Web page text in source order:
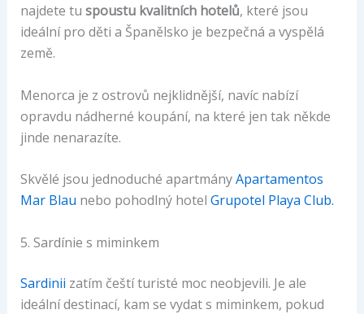
najdete tu spoustu kvalitních hotelů, které jsou
ideální pro děti a Španělsko je bezpečná a vyspělá
země.
Menorca je z ostrovů nejklidnější, navíc nabízí
opravdu nádherné koupání, na které jen tak někde
jinde nenarazíte.
Skvělé jsou jednoduché apartmányApartamentos
Mar Blau nebo pohodlný hotel Grupotel Playa Club.
5. Sardínie s miminkem
Sardinii zatím čeští turisté moc neobjevili. Je ale
ideální destinací, kam se vydat s miminkem, pokud